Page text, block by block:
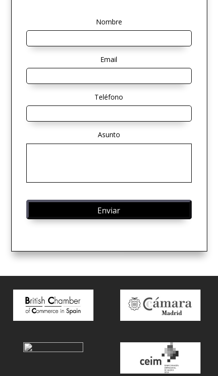
Nombre
Email
Teléfono
Asunto